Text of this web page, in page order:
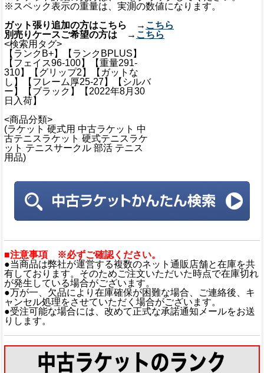
※スペック表示の重量は、実測の数値になります。
ガット張り追加の方はこちら → こちら
別売りケースご希望の方は → こちら
<検索用タグ>
【ランクB+】【ランクBPLUS】
【フェイス96-100】【重量291-
310】【グリップ2】【ガットな
し】【フレーム厚25-27】【シルバ
ー】【ブラック】【2022年8月30
日入荷】
<商品分類>
(ラケット 硬式用 中古ラケット 中
古テニスラケット 硬式テニスラケ
ット テニスサークル 部活 テニス
用品)
■注意事項 ※必ずご確認ください。
●当商品は弊社が運営する複数のネット通販店舗と在庫を共
有しております。そのためご注文いただいた時点で在庫切れ
が発生している場合がございます。
●万が一、欠品により在庫確保が困難な場合、ご連絡後、キ
ャンセル処理をさせていただく場合がございます。
●受注可能な場合には、改めて正式な承諾通知メールをお送
りします。